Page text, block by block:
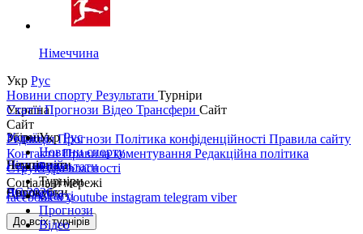
Німеччина
Укр Рус
Новини спорту Результати Турніри
Україна
Україна
Перша ліга
Друга ліга
Кубок України
Збірні
Ліга націй
ЧС 2026
Чемпіонати
Англія
Іспанія
Єврокубки
Ліга чемпіонів
До всіх турнірів
СтаттіПрогнози Відео Трансфери Сайт
Сайт
РедакціяПрогнози Політика конфіденційності Правила сайту
КонтактиПравила коментування Редакційна політика
Структура власності
Соціальні мережі
facebookxyoutube instagram telegram viber
УкрРус
Новини спорту
Результати
Турніри
Статті
Прогнози
Відео